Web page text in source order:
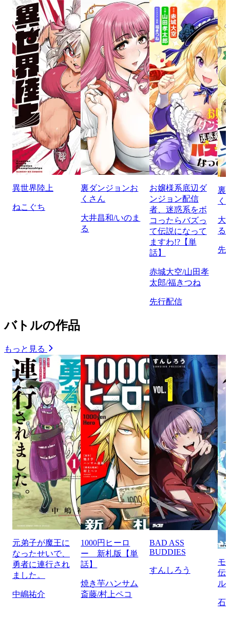
異世界陸上
ねこぐち
裏ダンジョンお
くさん
大井昌和/いのま
る
お嬢様系底辺ダ
ンジョン配信
者、迷惑系をボ
コったらバズっ
て伝説になって
ますわ!?【単
話】
赤城大空/山田孝
太郎/福きつね
先行配信
裏
く
大
る
先
バトルの作品
もっと見る
元弟子が魔王に
なったせいで、
勇者に連行され
ました。
中嶋祐介
1000円ヒーロ
ー 新札版【単
話】
焼き芋ハンサム
斎藤/村上ペコ
BAD ASS
BUDDIES
すんしろう
モ
伝
ル
石